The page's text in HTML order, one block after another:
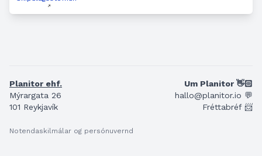
Planitor ehf.
Mýrargata 26
101 Reykjavík
Notendaskilmálar og persónuvernd
Um Planitor 👋🏻
hallo@planitor.io 💬
Fréttabréf 📨